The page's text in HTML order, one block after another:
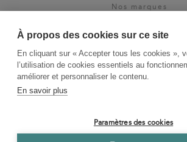
À propos des cookies sur ce site
En cliquant sur « Accepter tous les cookies »,
l’utilisation de cookies essentiels au
améliorer et personnaliser le contenu.
En savoir plus
Paramètres des cookies
Nos marques
Espace pro
Newsletter
La Vie des Classiques